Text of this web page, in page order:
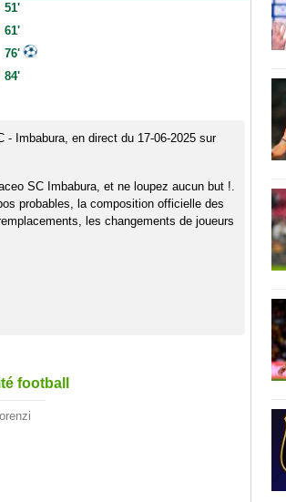
51'
61'
76'
84'
Imbabura, en direct du 17-06-2025 sur
SC Imbabura, et ne loupez aucun but !.
probables, la composition officielle des
les changements de joueurs
football